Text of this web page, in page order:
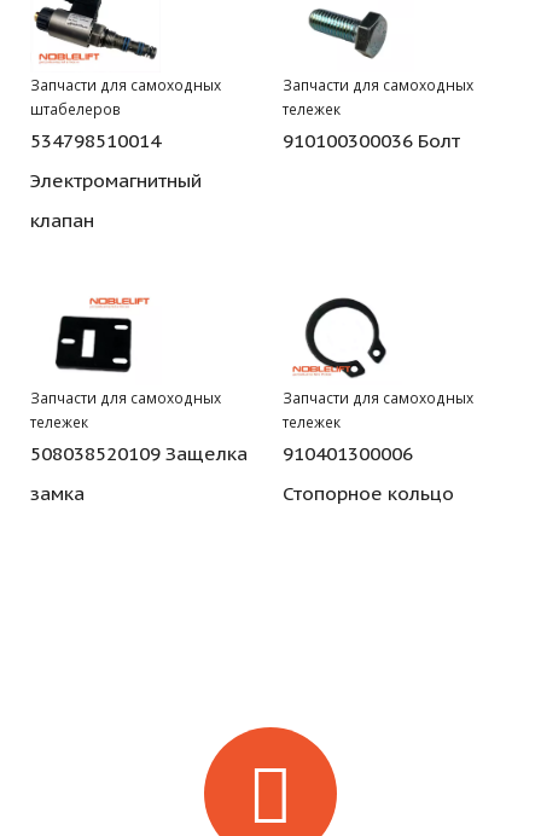
Запчасти для самоходных
штабелеров
534798510014
Электромагнитный
клапан
Запчасти для самоходных
тележек
910100300036 Болт
Запчасти для самоходных
тележек
508038520109 Защелка
замка
Запчасти для самоходных
тележек
910401300006
Стопорное кольцо